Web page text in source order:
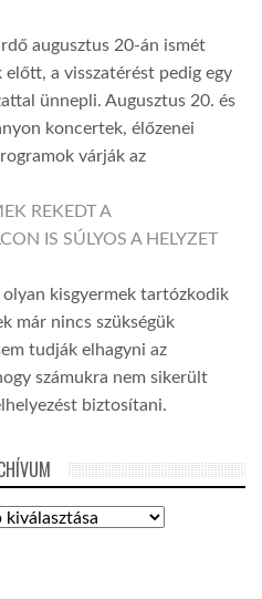
augusztus 20-án ismét
a visszatérést pedig egy
ünnepli. Augusztus 20. és
koncertek, élőzenei
várják az
REKEDT A
IS SÚLYOS A HELYZET
kisgyermek tartózkodik
már nincs szükségük
tudják elhagyni az
számukra nem sikerült
biztosítani.